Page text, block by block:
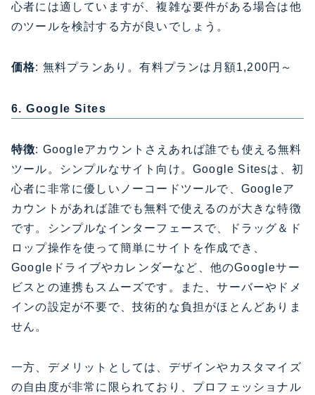
心者には適していますが、複雑な要件がある場合は他
のツールを検討する方が良いでしょう。
価格: 無料プランあり。有料プランは月額1,200円～
6. Google Sites
特徴: Googleアカウントさえあれば誰でも使える無料
ツール。シンプルなサイト向け。Google Sitesは、初
心者に非常に優しいノーコードツールで、Googleア
カウントがあれば誰でも無料で使えるのが大きな特徴
です。シンプルなインターフェースで、ドラッグ＆ド
ロップ操作を使って簡単にサイトを作成でき、
Googleドライブやカレンダーなど、他のGoogleサー
ビスとの連携もスムーズです。また、サーバーやドメ
インの設定が不要で、技術的な負担がほとんどありま
せん。
一方、デメリットとしては、デザインやカスタマイズ
の自由度が非常に限られており、プロフェッショナル